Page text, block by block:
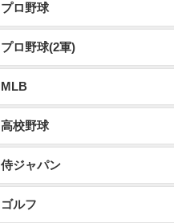
プロ野球
プロ野球(2軍)
MLB
高校野球
侍ジャパン
ゴルフ